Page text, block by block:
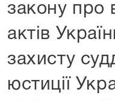
закону про
актів
захисту
юстиції